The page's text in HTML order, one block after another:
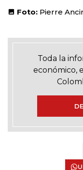
Foto: Pierre
Toda la
económico,